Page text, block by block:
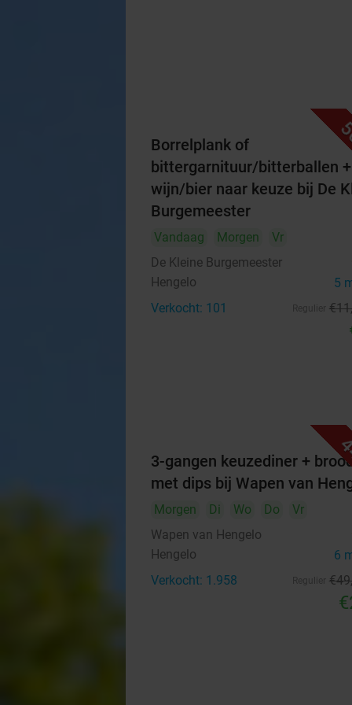
Borrelplank of
bittergarnituur/bitterballen +
wijn/bier naar keuze bij De
Burgemeester
Vandaag Morgen
Vr
De Kleine Burgemeester
Hengelo 5
Verkocht: 101 €11
3-gangen keuzediner +
met dips bij Wapen van
Morgen Di Wo Do
Vr
Wapen van Hengelo
Hengelo 6
Verkocht: 1.958 €49